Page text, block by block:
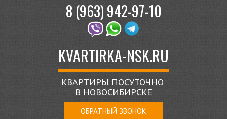
8 (963) 942-97-10
KVARTIRKA-NSK.RU
КВАРТИРЫ ПОСУТОЧНО
В НОВОСИБИРСКЕ
ОБРАТНЫЙ ЗВОНОК